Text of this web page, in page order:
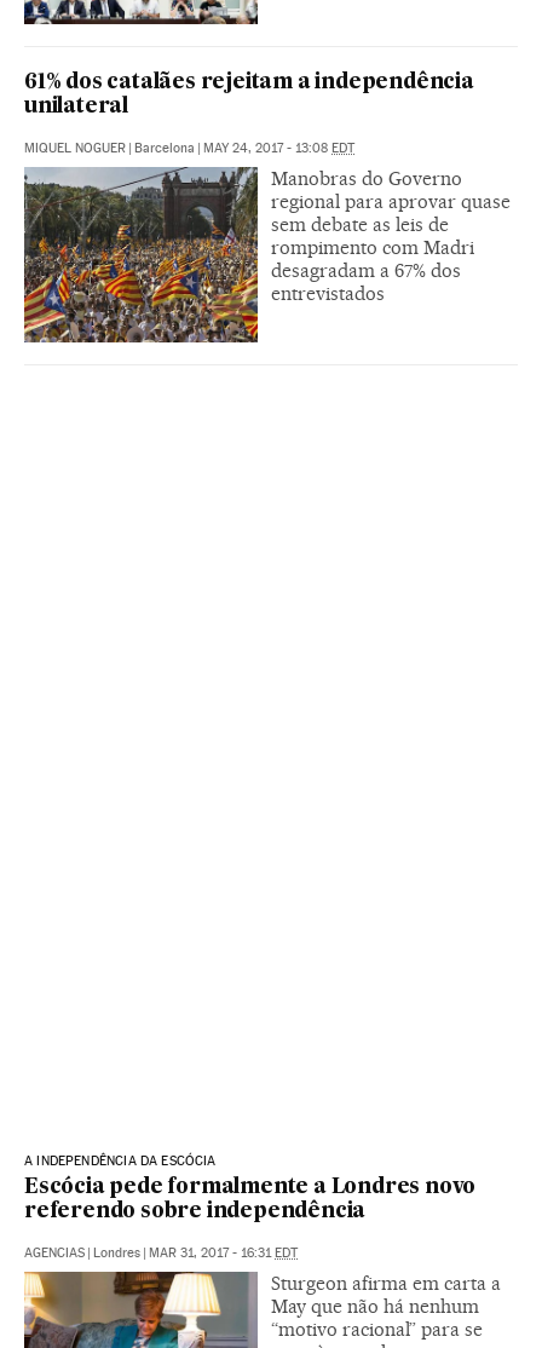
61% dos catalães rejeitam a independência
unilateral
MIQUEL NOGUER | Barcelona | MAY 24, 2017 - 13:08 EDT
Manobras do Governo
regional para aprovar quase
sem debate as leis de
rompimento com Madri
desagradam a 67% dos
entrevistados
A INDEPENDÊNCIA DA ESCÓCIA
Escócia pede formalmente a Londres novo
referendo sobre independência
AGENCIAS | Londres | MAR 31, 2017 - 16:31 EDT
Sturgeon afirma em carta a
May que não há nenhum
“motivo racional” para se